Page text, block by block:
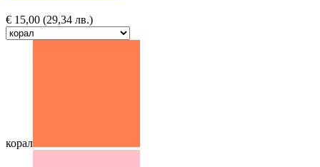
€ 15,00 (29,34 лв.)
корал